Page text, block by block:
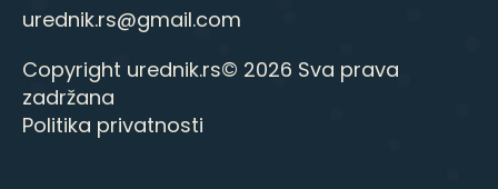
urednik.rs@gmail.com
Copyright urednik.rs© 2026 Sva prava
zadržana
Politika privatnosti